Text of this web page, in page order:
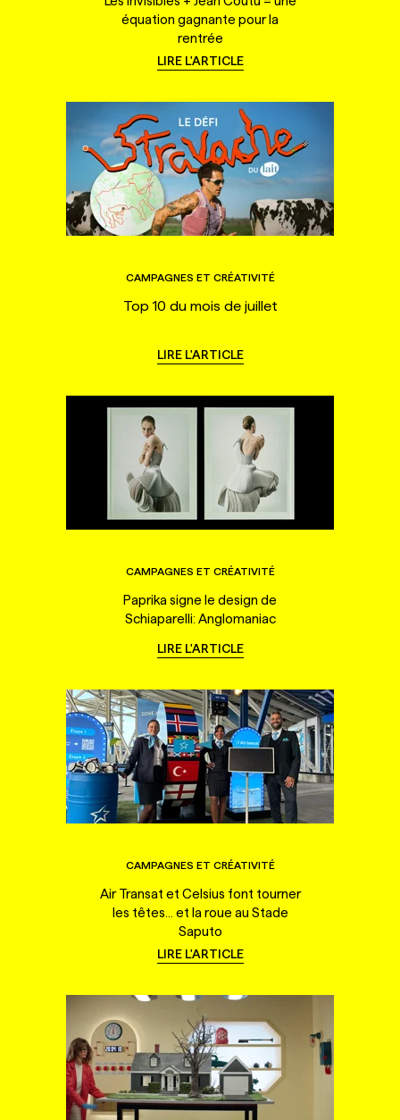
équation gagnante pour la
rentrée
LIRE L'ARTICLE
CAMPAGNES ET CRÉATIVITÉ
Top 10 du mois de juillet
LIRE L'ARTICLE
CAMPAGNES ET CRÉATIVITÉ
Paprika signe le design de
Schiaparelli: Anglomaniac
LIRE L'ARTICLE
CAMPAGNES ET CRÉATIVITÉ
Air Transat et Celsius font tourner
les têtes... et la roue au Stade
Saputo
LIRE L'ARTICLE